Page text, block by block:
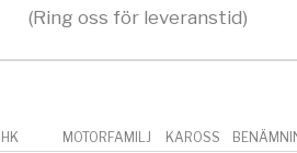
(Ring oss för leveranstid)
HK MOTORFAMILJ KAROSS